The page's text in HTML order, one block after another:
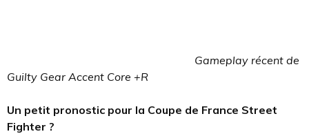
Gameplay récent de
Guilty Gear Accent Core +R
Un petit pronostic pour la Coupe de France Street
Fighter ?